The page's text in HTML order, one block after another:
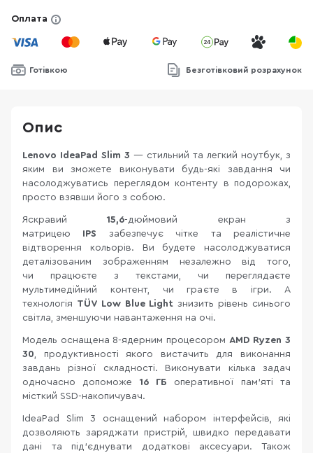
Оплата
Готівкою Безготівковий розрахунок
Опис
Lenovo IdeaPad Slim 3 — стильний та легкий ноутбук, з
яким ви зможете виконувати будь-які завдання чи
насолоджуватись переглядом контенту в подорожах,
просто взявши його з собою.
Яскравий15,6-дюймовий екран з
матрицею IPS забезпечує чітке та реалістичне
відтворення кольорів. Ви будете насолоджуватися
деталізованим зображенням незалежно від того,
чи працюєте з текстами, чи переглядаєте
мультимедійний контент, чи граєте в ігри. А
технологія TÜV Low Blue Lightзнизить рівень синього
світла, зменшуючи навантаження на очі.
Модель оснащена 8-ядерним процесором AMD Ryzen 3
30, продуктивності якого вистачить для виконання
завдань різної складності. Виконувати кілька задач
одночасно допоможе 16 ГБ
оперативної пам'яті та
місткий SSD-накопичувач.
IdeaPad Slim 3 оснащений набором інтерфейсів, які
дозволяють заряджати пристрій, швидко передавати
дані та під’єднувати додаткові аксесуари. Також